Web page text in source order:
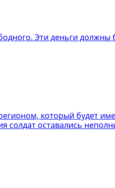
Эти деньги должны
который будет
солдат оставались